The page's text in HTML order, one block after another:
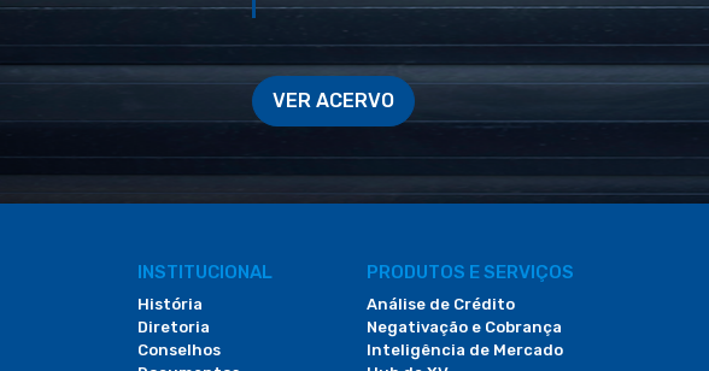
VER ACERVO
INSTITUCIONAL
História
Diretoria
Conselhos
PRODUTOS E SERVIÇOS
Análise de Crédito
Negativação e Cobrança
Inteligência de Mercado